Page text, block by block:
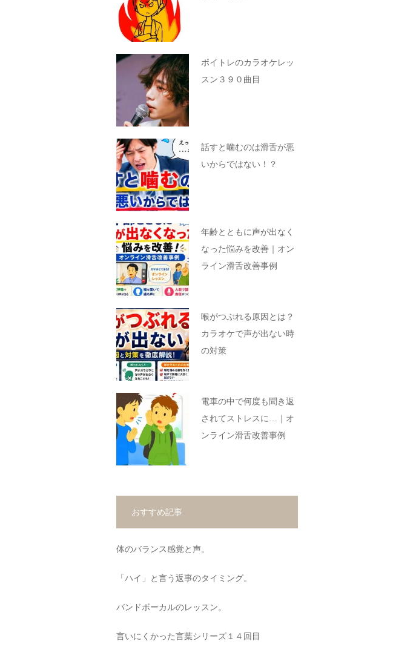
ボイトレのカラオケレッ
スン３９０曲目
話すと噛むのは滑舌が悪
いからではない！？
年齢とともに声が出なく
なった悩みを改善｜オン
ライン滑舌改善事例
喉がつぶれる原因とは？
カラオケで声が出ない時
の対策
電車の中で何度も聞き返
されてストレスに…｜オ
ンライン滑舌改善事例
おすすめ記事
体のバランス感覚と声。
「ハイ」と言う返事のタイミング。
バンドボーカルのレッスン。
言いにくかった言葉シリーズ１４回目